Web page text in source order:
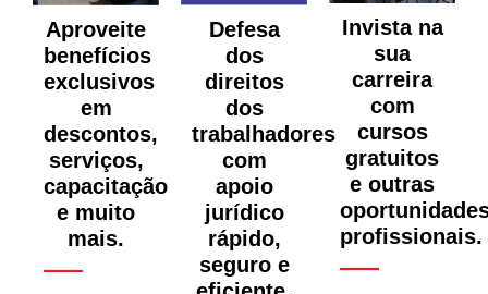
Aproveite
benefícios
exclusivos
em
descontos,
serviços,
capacitação
e muito
mais.
Defesa
dos
direitos
dos
trabalhadores
com
apoio
jurídico
rápido,
seguro e
Invista na
sua
carreira
com
cursos
gratuitos
e outras
profissionais.